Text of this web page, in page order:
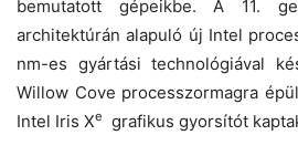
bemutatott gépeikbe. A 11.
architektúrán alapuló új Intel
nm-es gyártási technológiával
Willow Cove processzormagra
Intel Iris Xe grafikus gyorsítót